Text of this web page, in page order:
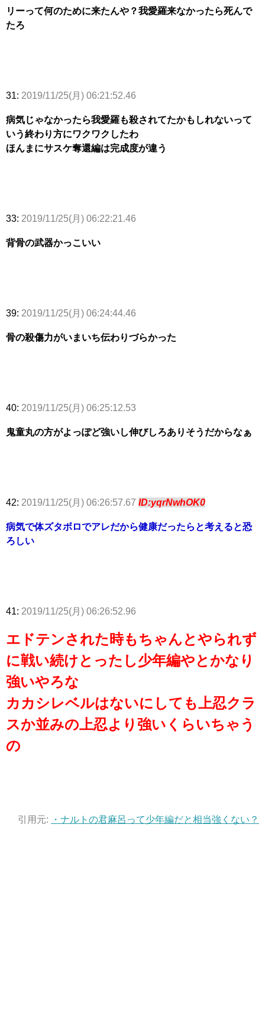
リーって何のために来たんや？我愛羅来なかったら死んで
たろ
31: 2019/11/25(月) 06:21:52.46
病気じゃなかったら我愛羅も殺されてたかもしれないって
いう終わり方にワクワクしたわ
ほんまにサスケ奪還編は完成度が違う
33: 2019/11/25(月) 06:22:21.46
背骨の武器かっこいい
39: 2019/11/25(月) 06:24:44.46
骨の殺傷力がいまいち伝わりづらかった
40: 2019/11/25(月) 06:25:12.53
鬼童丸の方がよっぽど強いし伸びしろありそうだからなぁ
42: 2019/11/25(月) 06:26:57.67 ID:yqrNwhOK0
病気で体ズタボロでアレだから健康だったらと考えると恐
ろしい
41: 2019/11/25(月) 06:26:52.96
エドテンされた時もちゃんとやられず
に戦い続けとったし少年編やとかなり
強いやろな
カカシレベルはないにしても上忍クラ
スか並みの上忍より強いくらいちゃう
の
引用元: ・ ナルトの君麻呂って少年編だと相当強くない？